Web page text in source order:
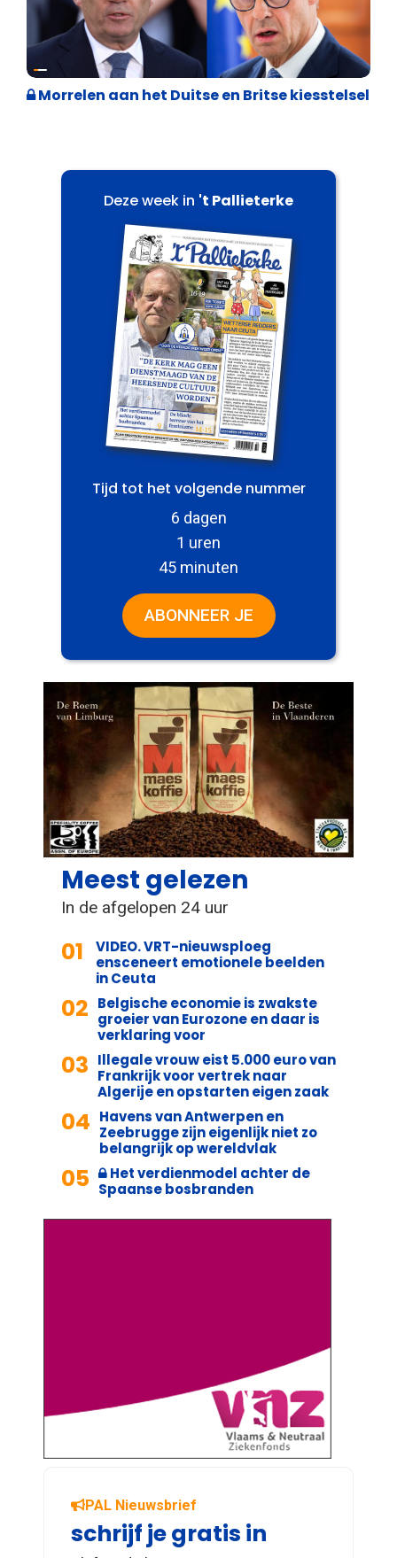
Internationale politiek
Morrelen aan het Duitse en Britse kiesstelsel
Deze week in 't Pallieterke
Tijd tot het volgende nummer
6 dagen
1 uren
45 minuten
ABONNEER JE
Meest gelezen
In de afgelopen 24 uur
01
VIDEO. VRT-nieuwsploeg
ensceneert emotionele beelden
in Ceuta
02 Belgische economie is zwakste
groeier van Eurozone en daar is
verklaring voor
03 Illegale vrouw eist 5.000 euro van
Frankrijk voor vertrek naar
Algerije en opstarten eigen zaak
04 Havens van Antwerpen en
Zeebrugge zijn eigenlijk niet zo
belangrijk op wereldvlak
05
Het verdienmodel achter de
Spaanse bosbranden
PAL Nieuwsbrief
schrijf je gratis in